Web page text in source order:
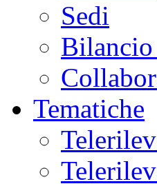
Sedi
Bilancio
Tematiche